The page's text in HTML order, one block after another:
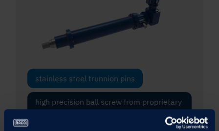
stainless steel trunnion pins
high precision ball screw from proprietary